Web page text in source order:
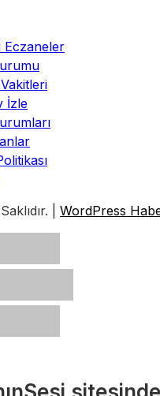
Eczaneler
İzle
| WordPress